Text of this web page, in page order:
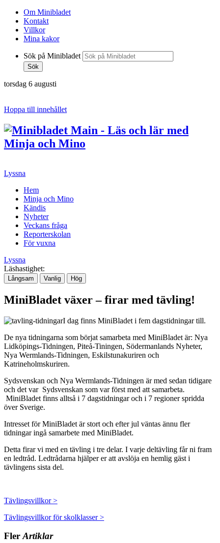
Om Minibladet
Kontakt
Villkor
Mina kakor
Sök på Minibladet
Sök
torsdag 6 augusti
Hoppa till innehållet
Lyssna
Hem
Minja och Mino
Kändis
Nyheter
Veckans fråga
Reporterskolan
För vuxna
Lyssna
Läshastighet:
Långsam Vanlig Hög
MiniBladet växer – firar med tävling!
I dag finns MiniBladet i fem dagstidningar till.
De nya tidningarna som börjat samarbeta med MiniBladet är: Nya
Lidköpings-Tidningen, Piteå-Tiningen, Södermanlands Nyheter,
Nya Wermlands-Tidningen, Eskilstunakuriren och
Katrineholmskuriren.
Sydsvenskan och Nya Wermlands-Tidningen är med sedan tidigare
och det var Sydsvenskan som var först med att samarbeta.
MiniBladet finns alltså i 7 dagstidningar och i 7 regioner spridda
över Sverige.
Intresset för MiniBladet är stort och efter jul väntas ännu fler
tidningar ingå samarbete med MiniBladet.
Detta firar vi med en tävling i tre delar. I varje deltävling får ni fram
en ledtråd. Ledtrådarna hjälper er att avslöja en hemlig gäst i
tävlingens sista del.
Tävlingsvillkor >
Tävlingsvillkor för skolklasser >
FlerArtiklar